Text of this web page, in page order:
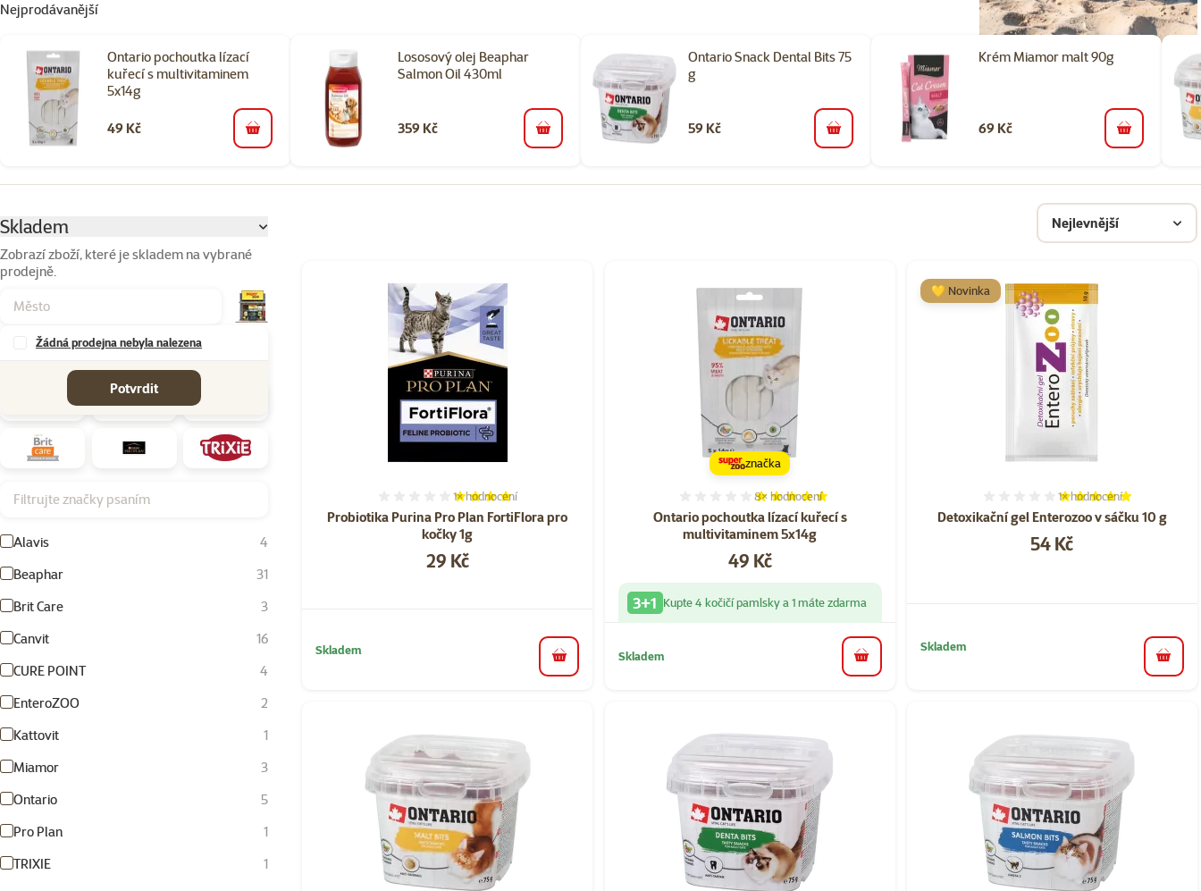
Nejprodávanější
Ontario pochoutka lízací
kuřecí s multivitaminem
5x14g
49 Kč do košíku
Lososový olej Beaphar
Salmon Oil 430ml
359 Kč do košíku
Ontario Snack Dental Bits 75
g
59 Kč do košíku
Krém Miamor malt 90g
69 Kč do košíku
Skladem
Zobrazí zboží, které je skladem na vybrané
prodejně.
Žádná prodejna nebyla nalezena
Potvrdit
Filtrujte značky psaním
Alavis
4
Beaphar
31
Brit Care
3
Canvit
16
CURE POINT
4
EnteroZOO
2
Kattovit
1
Miamor
3
Ontario
5
Pro Plan
1
TRIXIE
1
Nejlevnější
Probiotika Purina Pro Plan FortiFlora pro
kočky 1g
Hodnocení 80%, počet hodnocení: 1
1×hodnocení
Cena
29 Kč
Skladem
do košíku
Ontario pochoutka lízací kuřecí s
multivitaminem 5x14g
Hodnocení 98%, počet hodnocení: 8
8× hodnocení
Cena
49 Kč
značka
3+1 Kupte 4 kočičí pamlsky a 1 máte zdarma
Skladem do košíku
Detoxikační gel Enterozoo v sáčku 10 g
Hodnocení 100%, počet
1×hodnocení
Cena
54 Kč
💛 Novinka
Skladem
do